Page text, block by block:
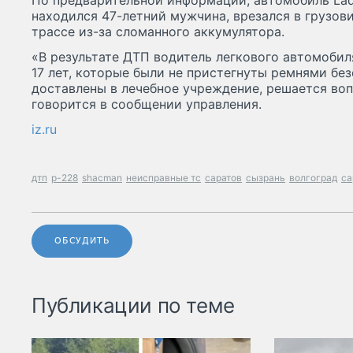
находился 47-летний мужчина, врезался в
трассе из-за сломанного аккумулятора.
«В результате ДТП водитель легкового
17 лет, которые были не пристегнуты ремнями
доставлены в лечебное учреждение, решается
говорится в сообщении управления.
iz.ru
дтп р-228 shacman неисправные тс саратов сызрань волгоград
ОБСУДИТЬ
Публикации по теме